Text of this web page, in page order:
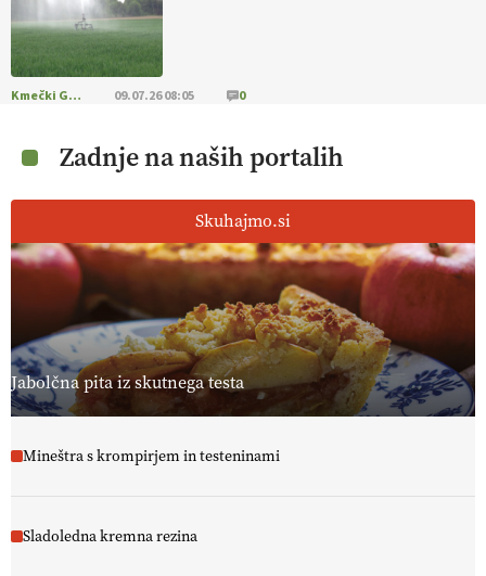
Kmečki Glas 09.07.26 08:05 0
Zadnje na naših portalih
Skuhajmo.si
Jabolčna pita iz skutnega testa
Mineštra s krompirjem in testeninami
Sladoledna kremna rezina